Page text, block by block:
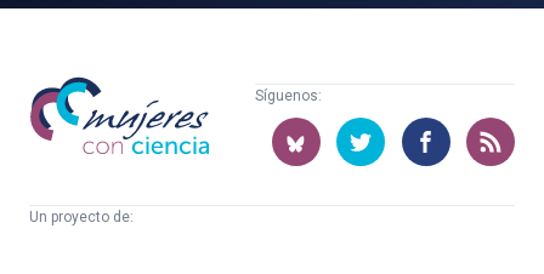
Mujeres
con
ciencia
Síguenos:
Un proyecto de: